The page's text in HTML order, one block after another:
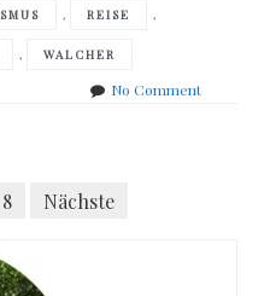
, REISE ,
, WALCHER
No Commenton
8 Nächste